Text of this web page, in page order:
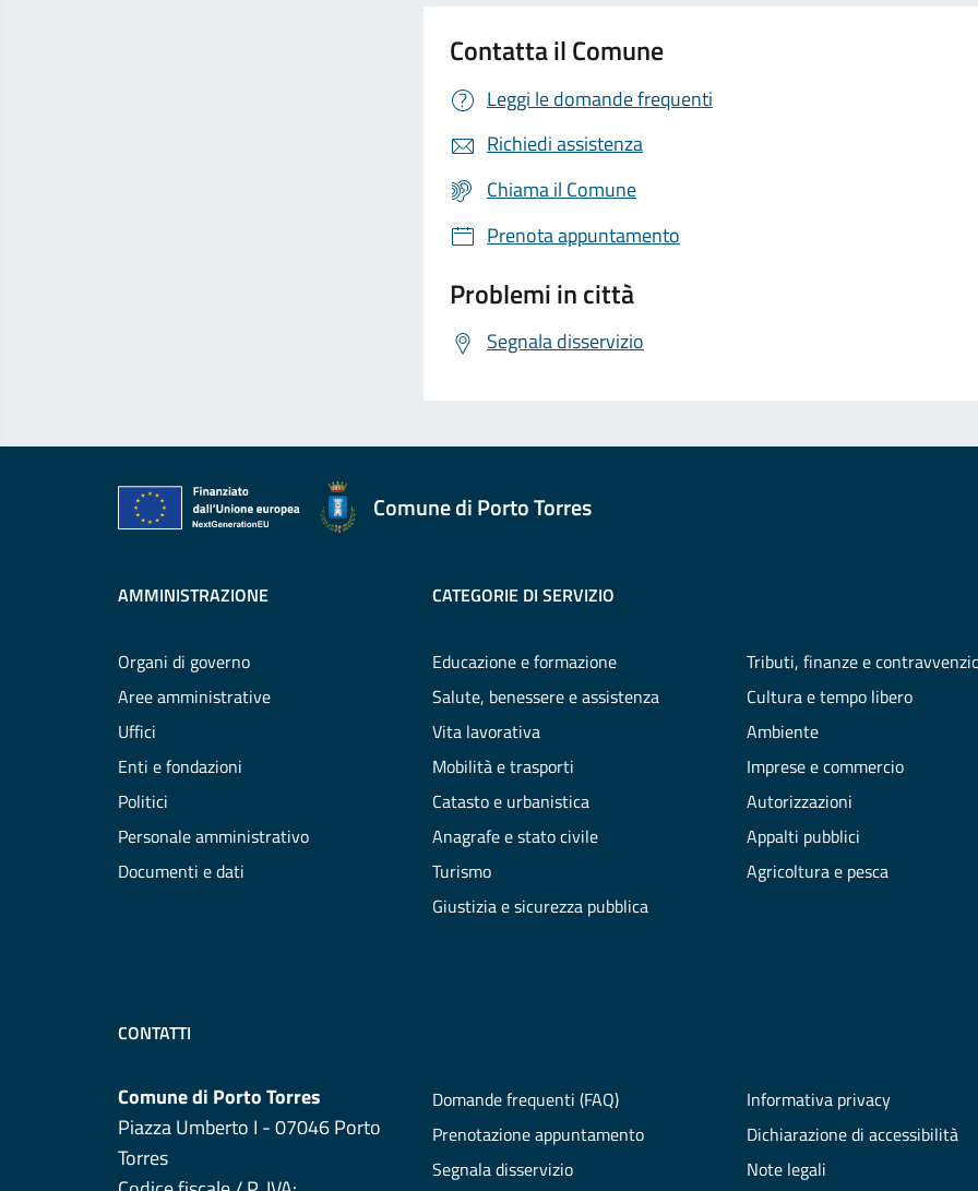
Contatta il Comune
Leggi le domande frequenti
Richiedi assistenza
Chiama il Comune
Prenota appuntamento
Problemi in città
Segnala disservizio
Comune di Porto Torres
AMMINISTRAZIONE
Organi di governo
Aree amministrative
Uffici
Enti e fondazioni
Politici
Personale amministrativo
Documenti e dati
CATEGORIE DI SERVIZIO
Educazione e formazione
Salute, benessere e assistenza
Vita lavorativa
Mobilità e trasporti
Catasto e urbanistica
Anagrafe e stato civile
Turismo
Giustizia e sicurezza pubblica
Tributi, finanze e
Cultura e tempo libero
Ambiente
Imprese e commercio
Autorizzazioni
Appalti pubblici
Agricoltura e pesca
CONTATTI
Comune di Porto Torres
Piazza Umberto I - 07046 Porto
Torres
Domande frequenti (FAQ)
Prenotazione appuntamento
Segnala disservizio
Informativa privacy
Dichiarazione di accessibilità
Note legali